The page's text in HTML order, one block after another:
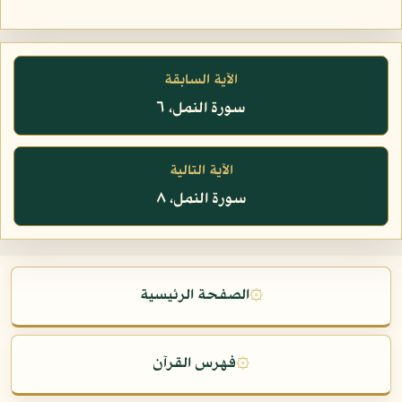
الآية السابقة
سورة النمل، ٦
الآية التالية
سورة النمل، ٨
۞الصفحة الرئيسية
۞فهرس القرآن